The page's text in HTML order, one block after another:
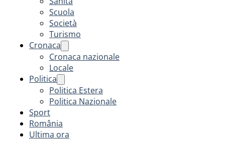
Scuola
Società
Turismo
Cronaca
Cronaca nazionale
Locale
Politica
Politica Estera
Politica Nazionale
Sport
România
Ultima ora